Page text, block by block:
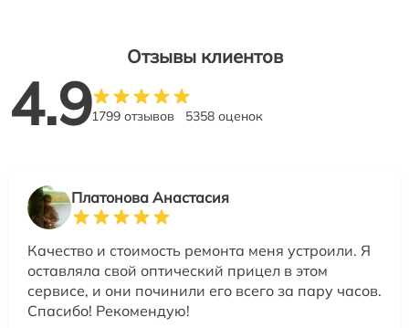
Отзывы клиентов
4.91799 отзывов 5358 оценок
Платонова Анастасия
Качество и стоимость ремонта меня устроили. Я
оставляла свой оптический прицел в этом
сервисе, и они починили его всего за пару часов.
Спасибо! Рекомендую!